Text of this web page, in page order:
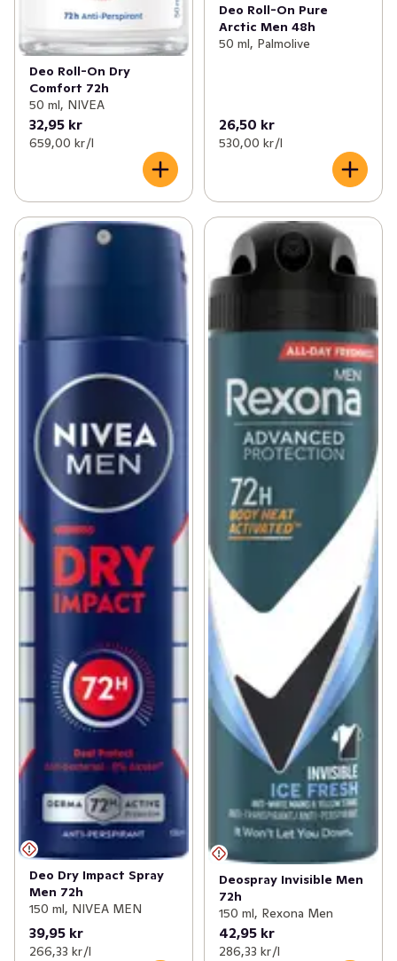
Deo Roll-On Dry
Comfort 72h
50 ml, NIVEA
32,95 kr
659,00 kr /l
Deo Roll-On Pure
Arctic Men 48h
50 ml, Palmolive
26,50 kr
530,00 kr /l
Deo Dry Impact Spray
Men 72h
150 ml, NIVEA MEN
39,95 kr
266,33 kr /l
Deospray Invisible Men
72h
150 ml, Rexona Men
42,95 kr
286,33 kr /l